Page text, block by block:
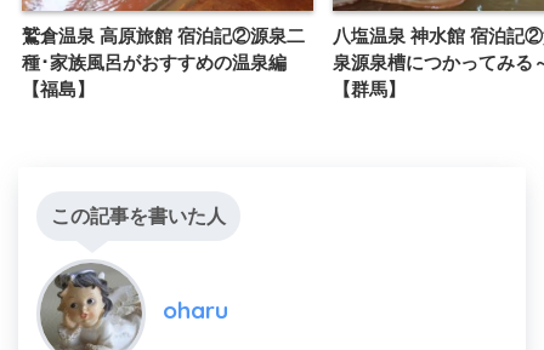
鷲倉温泉 高原旅館 宿泊記②源泉二
種･家族風呂がおすすめの温泉編
【福島】
八塩温泉 神水館 宿泊記
泉源泉槽につかってみる
【群馬】
この記事を書いた人
oharu